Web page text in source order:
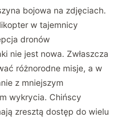
bojowa na zdjęciach.
w tajemnicy
dronów
nie jest nowa. Zwłaszcza
różnorodne misje, a w
z mniejszym
wykrycia. Chińscy
zresztą dostęp do wielu